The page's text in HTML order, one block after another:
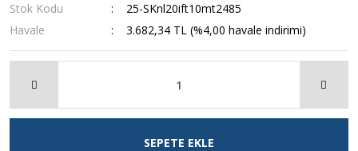
Stok Kodu
25-SKnl20ift10mt2485
Havale
3.682,34 TL (%4,00 havale indirimi)
SEPETE EKLE